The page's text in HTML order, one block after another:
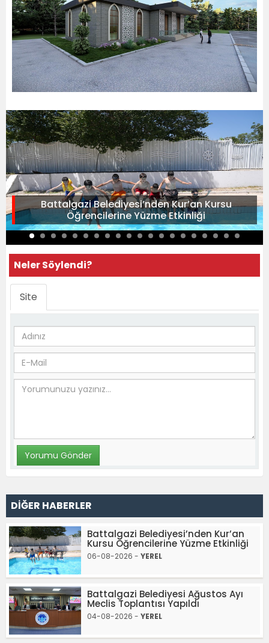
Battalgazi Belediyesi’nden Kur’an Kursu
Öğrencilerine Yüzme Etkinliği
Neler Söylendi?
Site
DİĞER HABERLER
Battalgazi Belediyesi’nden Kur’an
Kursu Öğrencilerine Yüzme Etkinliği
06-08-2026 - YEREL
Battalgazi Belediyesi Ağustos Ayı
Meclis Toplantısı Yapıldı
04-08-2026 - YEREL